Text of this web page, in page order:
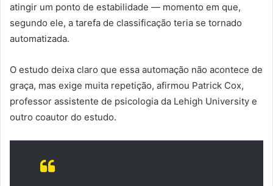
atingir um ponto de estabilidade — momento em que,
segundo ele, a tarefa de classificação teria se tornado
automatizada.
O estudo deixa claro que essa automação não acontece de
graça, mas exige muita repetição, afirmou Patrick Cox,
professor assistente de psicologia da Lehigh University e
outro coautor do estudo.